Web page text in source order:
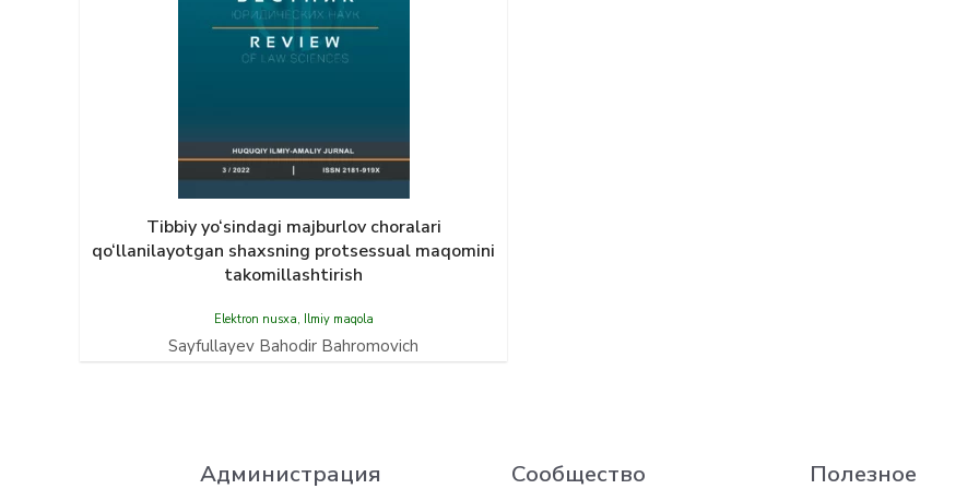
Tibbiy yo‘sindagi majburlov choralari
qo‘llanilayotgan shaxsning protsessual maqomini
takomillashtirish
Elektron nusxa, Ilmiy maqola
Sayfullayev Bahodir Bahromovich
Администрация Сообщество Полезное